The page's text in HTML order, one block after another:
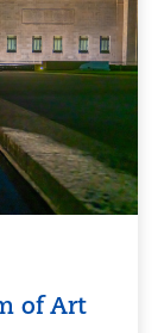
of Art